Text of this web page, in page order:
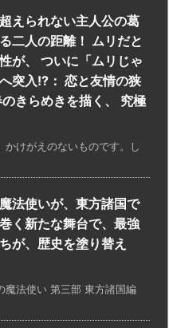
えられない主人公の葛
二人の距離！ ムリだと
が、 ついに「ムリじゃ
突入!?： 恋と友情の狭
きらめきを描く、 究極
けがえのないものです。し
法使いが、東方諸国で
く新たな舞台で、最強
が、歴史を塗り替え
魔法使い 第三部 東方諸国編